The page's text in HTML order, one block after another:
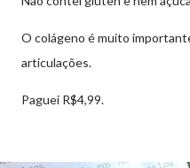
O colágeno é muito
articulações.
Paguei R$4,99.